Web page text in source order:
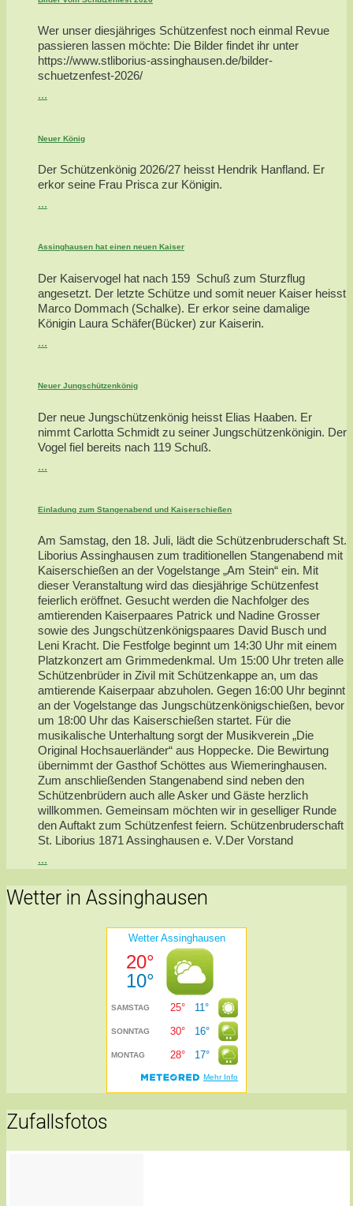
Wer unser diesjähriges Schützenfest noch einmal Revue
passieren lassen möchte: Die Bilder findet ihr unter
https://www.stliborius-assinghausen.de/bilder-
schuetzenfest-2026/
...
Neuer König
Der Schützenkönig 2026/27 heisst Hendrik Hanfland. Er
erkor seine Frau Prisca zur Königin.
...
Assinghausen hat einen neuen Kaiser
Der Kaiservogel hat nach 159 Schuß zum Sturzflug
angesetzt. Der letzte Schütze und somit neuer Kaiser heisst
Marco Dommach (Schalke). Er erkor seine damalige
Königin Laura Schäfer(Bücker) zur Kaiserin.
...
Neuer Jungschützenkönig
Der neue Jungschützenkönig heisst Elias Haaben. Er
nimmt Carlotta Schmidt zu seiner Jungschützenkönigin. Der
Vogel fiel bereits nach 119 Schuß.
...
Einladung zum Stangenabend und Kaiserschießen
Am Samstag, den 18. Juli, lädt die Schützenbruderschaft St.
Liborius Assinghausen zum traditionellen Stangenabend mit
Kaiserschießen an der Vogelstange „Am Stein“ ein. Mit
dieser Veranstaltung wird das diesjährige Schützenfest
feierlich eröffnet. Gesucht werden die Nachfolger des
amtierenden Kaiserpaares Patrick und Nadine Grosser
sowie des Jungschützenkönigspaares David Busch und
Leni Kracht. Die Festfolge beginnt um 14:30 Uhr mit einem
Platzkonzert am Grimmedenkmal. Um 15:00 Uhr treten alle
Schützenbrüder in Zivil mit Schützenkappe an, um das
amtierende Kaiserpaar abzuholen. Gegen 16:00 Uhr beginnt
an der Vogelstange das Jungschützenkönigschießen, bevor
um 18:00 Uhr das Kaiserschießen startet. Für die
musikalische Unterhaltung sorgt der Musikverein „Die
Original Hochsauerländer“ aus Hoppecke. Die Bewirtung
übernimmt der Gasthof Schöttes aus Wiemeringhausen.
Zum anschließenden Stangenabend sind neben den
Schützenbrüdern auch alle Asker und Gäste herzlich
willkommen. Gemeinsam möchten wir in geselliger Runde
den Auftakt zum Schützenfest feiern. Schützenbruderschaft
St. Liborius 1871 Assinghausen e. V.Der Vorstand
...
Wetter in Assinghausen
Zufallsfotos